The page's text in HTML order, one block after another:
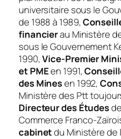
universitaire sous le
de 1988 à 1989,
financierau Ministère
sous le Gouvernement
1990,Vice-Premier
et PMEen 1991,
des Minesen 1992,
Ministère des Ptt
Directeur des Études
Commerce Franco-
cabinetdu Ministère de